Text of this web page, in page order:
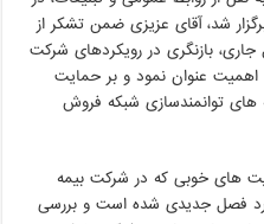
شد، آقای عزیزی ضمن تشکر از
بازنگری در رویکردهای شرکت
عنوان نمود و بر حمایت
های توانمندسازی شبکه فروش
های خوبی که در شرکت بیمه
فصل جدیدی شده است و بررسی